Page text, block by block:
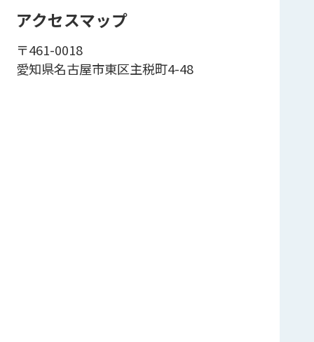
アクセスマップ
〒461-0018
愛知県名古屋市東区主税町4-48